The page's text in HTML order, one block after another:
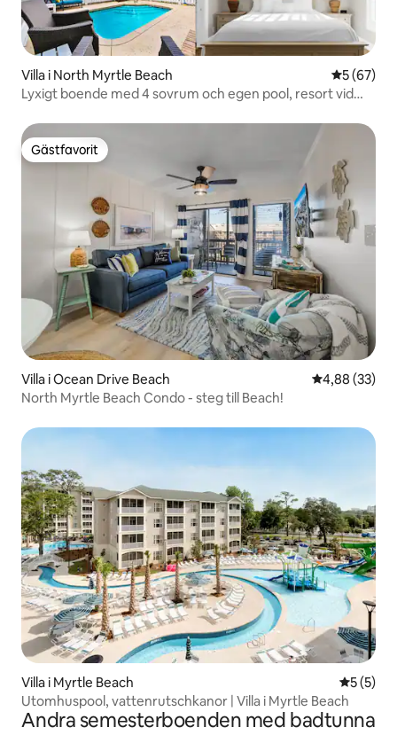
Villa i North Myrtle Beach 5 av 5 i
5 (67)
Lyxigt boende med 4 sovrum och egen pool, resort vid
Gästfavorit
Gästfavorit
Villa i Ocean Drive Beach 4,88 av 5 i
4,88 (33)
North Myrtle Beach Condo - steg till Beach!
Villa i Myrtle Beach 5 av 5 i
5 (5)
Utomhuspool, vattenrutschkanor | Villa i Myrtle Beach
Andra semesterboenden med badtunna